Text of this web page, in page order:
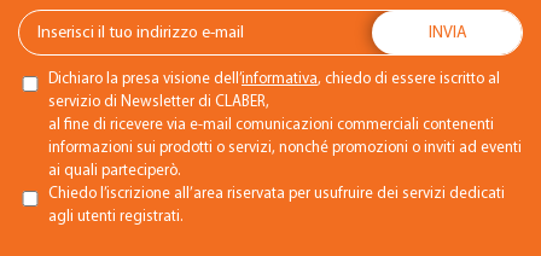
Dichiaro la presa visione dell’informativa, chiedo di essere iscritto al
servizio di Newsletter di CLABER,
al fine di ricevere via e-mail comunicazioni commerciali contenenti
informazioni sui prodotti o servizi, nonché promozioni o inviti ad eventi
ai quali parteciperò.
Chiedo l’iscrizione all’area riservata per usufruire dei servizi dedicati
agli utenti registrati.